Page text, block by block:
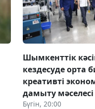
Шымкенттік
кездесуде орта
креативті
дамыту
Бүгін, 20:00